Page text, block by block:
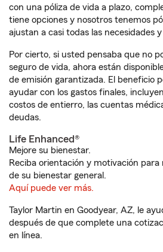
con una póliza de vida a plazo,
tiene opciones y nosotros tenemos
ajustan a casi todas las necesidades
Por cierto, si usted pensaba que no
seguro de vida, ahora están
de emisión garantizada. El beneficio
ayudar con los gastos finales,
costos de entierro, las cuentas
deudas.
Life Enhanced®
Mejore su bienestar.
Reciba orientación y motivación para
de su bienestar general.
Aquí puede ver más.
Taylor Martin en Goodyear, AZ, le
después de que complete una
en línea.